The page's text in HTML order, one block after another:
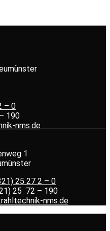
– 0
190
nms.de
1
25 27 2 – 0
25 72 – 190
nms.de